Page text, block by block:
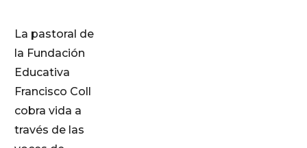
La pastoral de
la Fundación
Educativa
Francisco Coll
cobra vida a
través de las